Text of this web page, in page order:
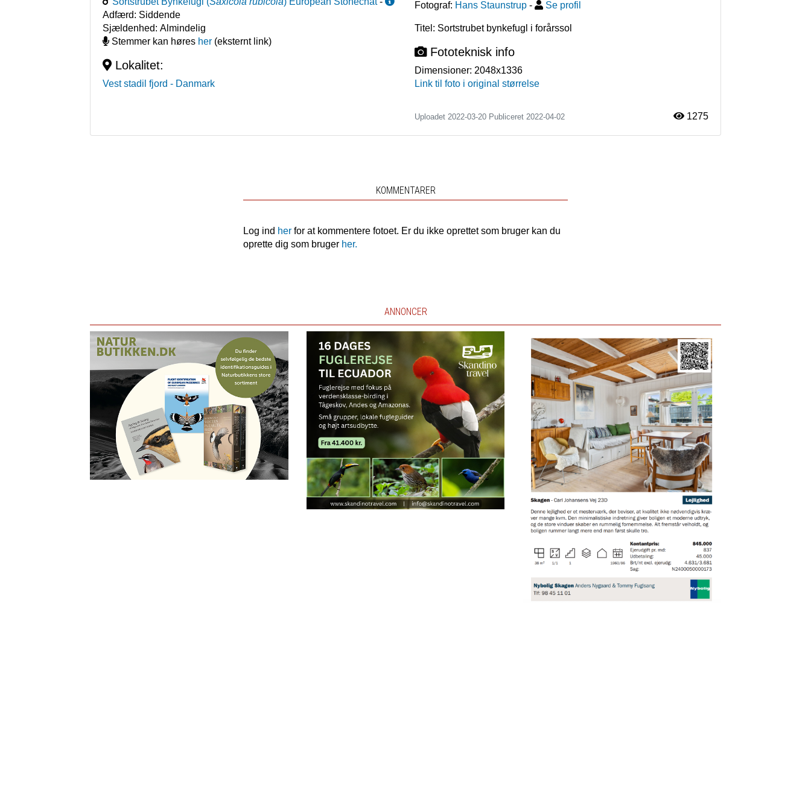
Adfærd: Siddende
Sjældenhed:Almindelig
Stemmer kan høres her (eksternt link)
Lokalitet:
Vest stadil fjord - Danmark
Fotograf: Hans Staunstrup - Se profil
Titel: Sortstrubet bynkefugl i forårssol
Fototeknisk info
Dimensioner: 2048x1336
Link til foto i original størrelse
Uploadet 2022-03-20 Publiceret 2022-04-02 1275
KOMMENTARER
Log ind her for at kommentere fotoet. Er du ikke oprettet som bruger kan du
oprette dig som bruger her.
ANNONCER